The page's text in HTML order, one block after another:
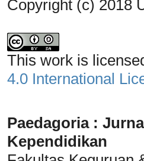
Copyright (c) 2018
This work is
4.0 International
Paedagoria :
Kependidikan